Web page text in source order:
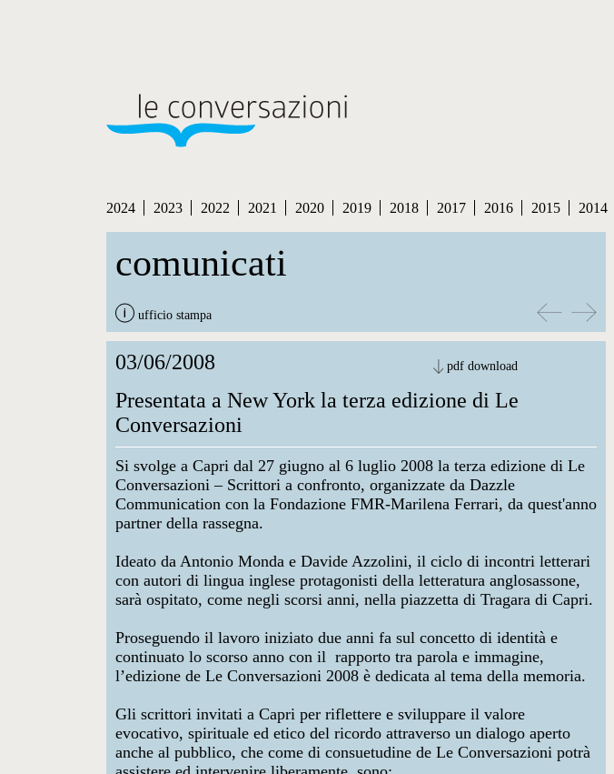
2024
2023 2022 2021 2020 2019 2018 2017 2016 2015 2014
comunicati
ufficio stampa
03/06/2008 pdf download
Presentata a New York la terza edizione di Le
Conversazioni
Si svolge a Capri dal 27 giugno al 6 luglio 2008 la terza edizione di Le
Conversazioni – Scrittori a confronto, organizzate da Dazzle
Communication con la Fondazione FMR-Marilena Ferrari, da quest'anno
partner della rassegna.
Ideato da Antonio Monda e Davide Azzolini, il ciclo di incontri letterari
con autori di lingua inglese protagonisti della letteratura anglosassone,
sarà ospitato, come negli scorsi anni, nella piazzetta di Tragara di Capri.
Proseguendo il lavoro iniziato due anni fa sul concetto di identità e
continuato lo scorso anno con il rapporto tra parola e immagine,
l’edizione de Le Conversazioni 2008 è dedicata al tema della memoria.
Gli scrittori invitati a Capri per riflettere e sviluppare il valore
evocativo, spirituale ed etico del ricordo attraverso un dialogo aperto
anche al pubblico, che come di consuetudine de Le Conversazioni potrà